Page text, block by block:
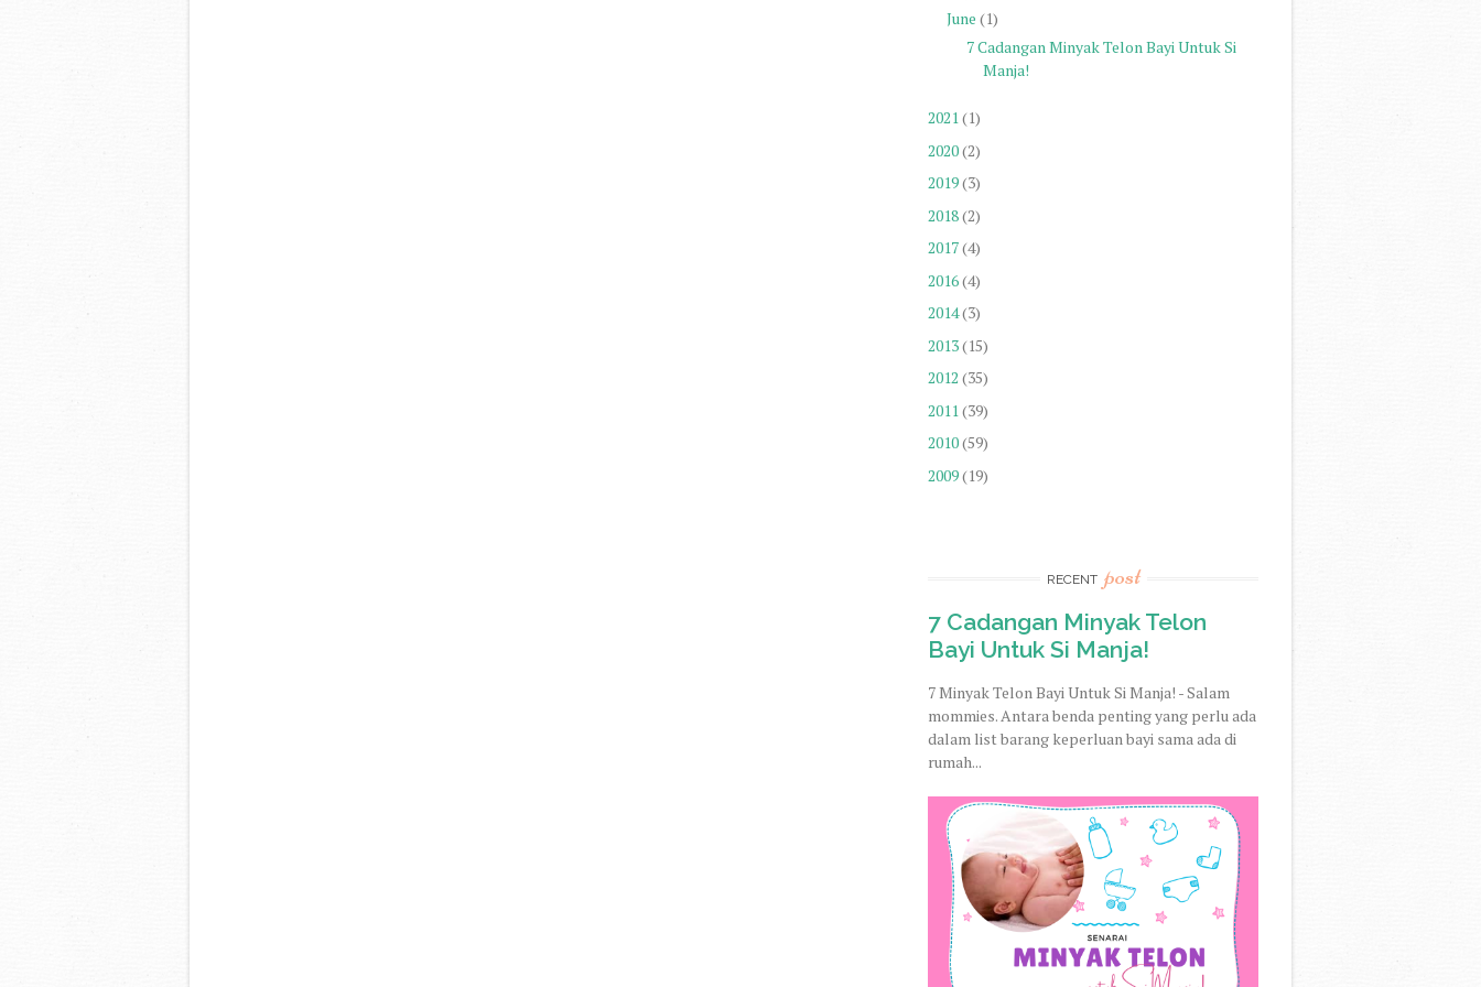
June (1)
7 Cadangan Minyak Telon Bayi Untuk Si
Manja!
2021(1)
2020(2)
2019(3)
2018(2)
2017(4)
2016(4)
2014(3)
2013(15)
2012 (35)
2011(39)
2010(59)
2009(19)
RECENT post
7 Cadangan Minyak Telon
Bayi Untuk Si Manja!
7 Minyak Telon Bayi Untuk Si Manja! - Salam
mommies. Antara benda penting yang perlu ada
dalam list barang keperluan bayi sama ada di
rumah...